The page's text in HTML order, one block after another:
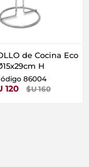
de Cocina Eco
H
86004
120 $U 160